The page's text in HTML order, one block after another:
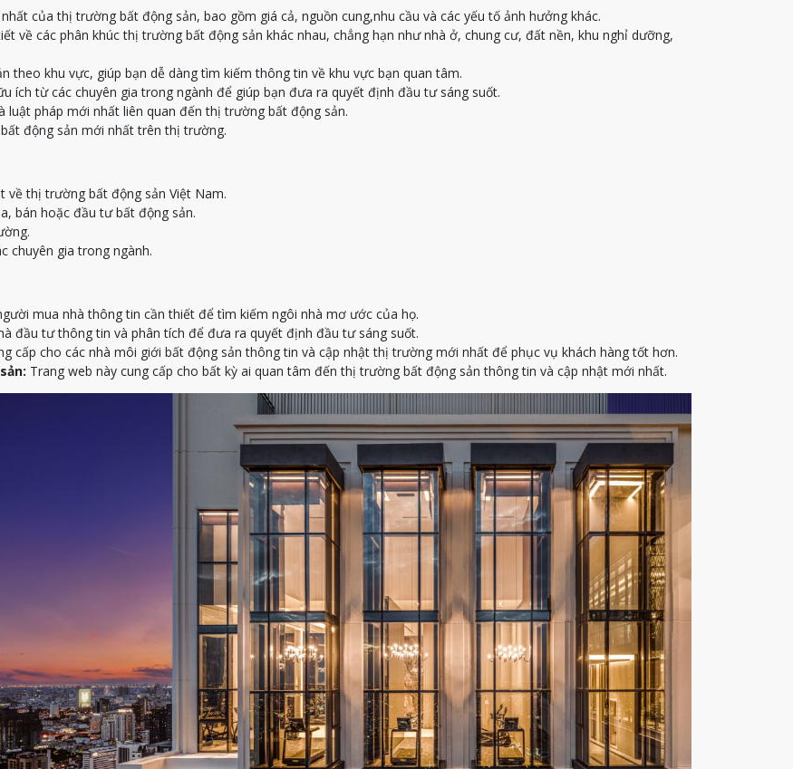
của thị trường bất động sản, bao gồm giá cả, nguồn cung,nhu cầu và các yếu tố ảnh hưởng khác.
về các phân khúc thị trường bất động sản khác nhau, chẳng hạn như nhà ở, chung cư, đất nền, khu nghỉ dưỡng,
theo khu vực, giúp bạn dễ dàng tìm kiếm thông tin về khu vực bạn quan tâm.
ích từ các chuyên gia trong ngành để giúp bạn đưa ra quyết định đầu tư sáng suốt.
luật pháp mới nhất liên quan đến thị trường bất động sản.
động sản mới nhất trên thị trường.
về thị trường bất động sản Việt Nam.
bán hoặc đầu tư bất động sản.
chuyên gia trong ngành.
mua nhà thông tin cần thiết để tìm kiếm ngôi nhà mơ ước của họ.
đầu tư thông tin và phân tích để đưa ra quyết định đầu tư sáng suốt.
cấp cho các nhà môi giới bất động sản thông tin và cập nhật thị trường mới nhất để phục vụ khách hàng tốt hơn.
Trang web này cung cấp cho bất kỳ ai quan tâm đến thị trường bất động sản thông tin và cập nhật mới nhất.